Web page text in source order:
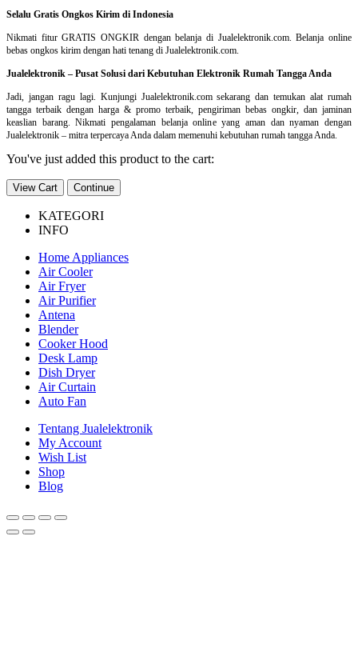
Selalu Gratis Ongkos Kirim di Indonesia
Nikmati fitur GRATIS ONGKIR dengan belanja di Jualelektronik.com. Belanja online
bebas ongkos kirim dengan hati tenang di Jualelektronik.com.
Jualelektronik – Pusat Solusi dari Kebutuhan Elektronik Rumah Tangga Anda
Jadi, jangan ragu lagi. Kunjungi Jualelektronik.com sekarang dan temukan alat rumah
tangga terbaik dengan harga & promo terbaik, pengiriman bebas ongkir, dan jaminan
keaslian barang. Nikmati pengalaman belanja online yang aman dan nyaman dengan
Jualelektronik – mitra terpercaya Anda dalam memenuhi kebutuhan rumah tangga Anda.
You've just added this product to the cart:
View Cart Continue
KATEGORI
INFO
Home Appliances
Air Cooler
Air Fryer
Air Purifier
Antena
Blender
Cooker Hood
Desk Lamp
Dish Dryer
Air Curtain
Auto Fan
Tentang Jualelektronik
My Account
Wish List
Shop
Blog